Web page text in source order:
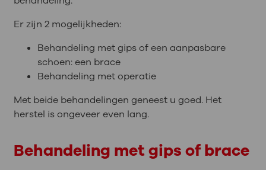
Er zijn 2 mogelijkheden:
Behandeling met gips of een aanpasbare
schoen: een brace
Behandeling met operatie
Met beide behandelingen geneest u goed. Het
herstel is ongeveer even lang.
Behandeling met gips of brace